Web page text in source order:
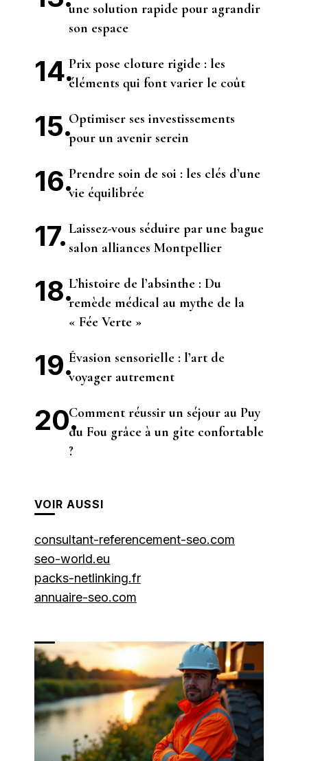
une solution rapide pour agrandir
son espace
Prix pose cloture rigide : les
éléments qui font varier le coût
Optimiser ses investissements
pour un avenir serein
Prendre soin de soi : les clés d’une
vie équilibrée
Laissez-vous séduire par une bague
salon alliances Montpellier
L’histoire de l’absinthe : Du
remède médical au mythe de la
« Fée Verte »
Évasion sensorielle : l’art de
voyager autrement
Comment réussir un séjour au Puy
du Fou grâce à un gîte confortable
?
VOIR AUSSI
consultant-referencement-seo.com
seo-world.eu
packs-netlinking.fr
annuaire-seo.com